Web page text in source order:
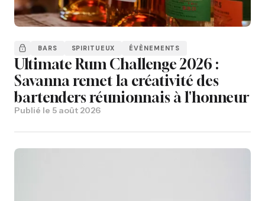
BARS SPIRITUEUX ÉVÈNEMENTS
Ultimate Rum Challenge 2026 :
Savanna remet la créativité des
bartenders réunionnais à l'honneur
Publié le 5 août 2026